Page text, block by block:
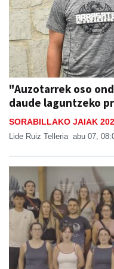
"Auzotarrek oso
daude laguntzeko
SORABILLAKO JAIAK
Lide Ruiz Telleria abu 07,